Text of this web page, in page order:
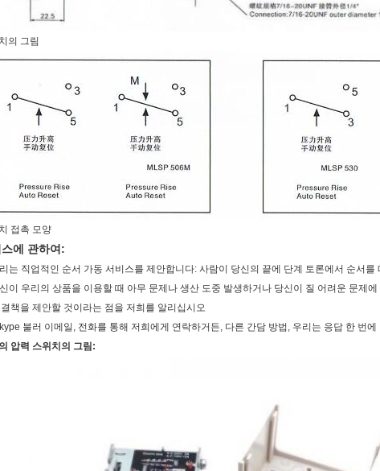
의 그림
접촉 모양
에 관하여:
는 직업적인 순서 가동 서비스를 제안합니다: 사람이 당신의 끝에 단계 토론에서 순서
이 우리의 상품을 이용할 때 아무 문제나 생산 도중 발생하거나 당신이 질 어려운 문제
책을 제안할 것이라는 점을 저희를 알리십시오
불러 이메일, 전화를 통해 저희에게 연락하거든, 다른 간담 방법, 우리는 응답 한 번에
압력 스위치의 그림: